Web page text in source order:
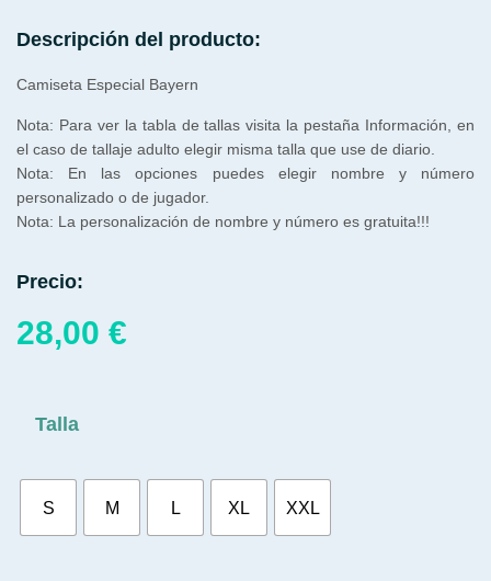
Descripción del producto:
Camiseta Especial Bayern
Nota: Para ver la tabla de tallas visita la pestaña Información, en
el caso de tallaje adulto elegir misma talla que use de diario.
Nota: En las opciones puedes elegir nombre y número
personalizado o de jugador.
Nota: La personalización de nombre y número es gratuita!!!
Precio:
28,00 €
Talla
S M L XL XXL